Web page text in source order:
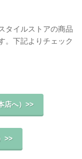
タイルストアの商品
。下記よりチェック
店へ）>>
>>